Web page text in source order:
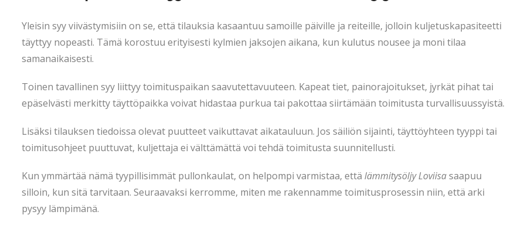
Yleisin syy viivästymisiin on se, että tilauksia kasaantuu samoille päiville ja reiteille, jolloin kuljetuskapasiteetti
täyttyy nopeasti. Tämä korostuu erityisesti kylmien jaksojen aikana, kun kulutus nousee ja moni tilaa
samanaikaisesti.
Toinen tavallinen syy liittyy toimituspaikan saavutettavuuteen. Kapeat tiet, painorajoitukset, jyrkät pihat tai
epäselvästi merkitty täyttöpaikka voivat hidastaa purkua tai pakottaa siirtämään toimitusta turvallisuussyistä.
Lisäksi tilauksen tiedoissa olevat puutteet vaikuttavat aikatauluun. Jos säiliön sijainti, täyttöyhteen tyyppi tai
toimitusohjeet puuttuvat, kuljettaja ei välttämättä voi tehdä toimitusta suunnitellusti.
Kun ymmärtää nämä tyypillisimmät pullonkaulat, on helpompi varmistaa, että lämmitysöljy Loviisasaapuu
silloin, kun sitä tarvitaan. Seuraavaksi kerromme, miten me rakennamme toimitusprosessin niin, että arki
pysyy lämpimänä.